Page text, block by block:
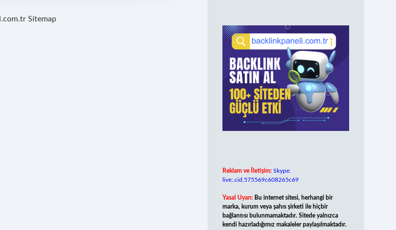
Sitemap
Reklam ve İletişim: Skype:
live:.cid.575569c608265c69
Yasal Uyarı: Bu internet sitesi, herhangi bir
marka, kurum veya şahıs şirketi ile hiçbir
bağlantısı bulunmamaktadır. Sitede yalnızca
kendi hazırladığımız makaleler paylaşılmaktadır.